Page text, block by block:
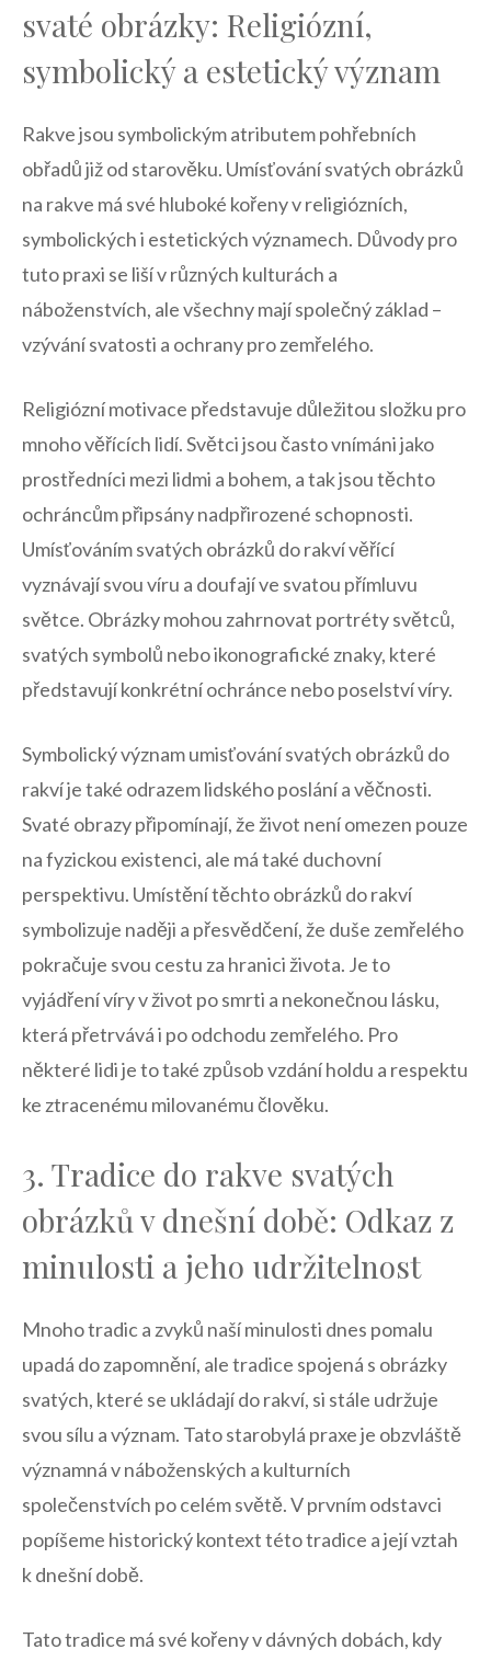
svaté obrázky: Religiózní,
symbolický a estetický význam
Rakve jsou symbolickým ‍atributem‍ pohřebních
⁤obřadů již ​od starověku. Umísťování svatých obrázků
na ​rakve má své hluboké kořeny v religiózních,
symbolických i⁣ estetických významech. Důvody pro
tuto praxi ⁢se liší v různých kulturách a
náboženstvích,⁣ ale všechny mají společný základ‍ –
⁣vzývání svatosti a ochrany pro zemřelého.
Religiózní motivace představuje ‌důležitou složku ‌pro
mnoho věřících ‍lidí. ‌Světci ‌jsou často vnímáni jako
prostředníci mezi ⁣lidmi ⁣a bohem, a tak jsou⁣ těchto
ochráncům připsány ‍nadpřirozené⁣ schopnosti. ​
Umísťováním svatých obrázků do rakví věřící
vyznávají svou víru a doufají ve svatou přímluvu
⁢světce. Obrázky mohou‍ zahrnovat portréty světců,
svatých symbolů nebo ikonografické znaky, které
představují konkrétní⁣ ochránce nebo poselství víry.
Symbolický⁢ význam umisťování ‌svatých‍ obrázků do
⁤rakví je⁤ také odrazem ⁣lidského poslání a věčnosti.
Svaté⁤ obrazy ⁣připomínají, že život⁣ není omezen pouze
na​ fyzickou existenci,‍ ale má ‌také​ duchovní
perspektivu. Umístění těchto obrázků​ do rakví
symbolizuje⁣ naději a‍ přesvědčení, že duše zemřelého
pokračuje svou cestu za hranici života. Je to
vyjádření víry v ​život po smrti a nekonečnou lásku,
‌která ​přetrvává i po odchodu zemřelého. Pro ​
některé ⁢lidi je‌ to také způsob vzdání holdu a respektu
ke ztracenému milovanému⁢ člověku.
3.‍ Tradice do rakve svatých
obrázků v⁣ dnešní době: Odkaz z
minulosti a jeho ⁢udržitelnost
Mnoho tradic a⁤ zvyků⁣ naší minulosti dnes‌ pomalu
upadá ‌do zapomnění,⁣ ale tradice spojená s obrázky
svatých, které se⁣ ukládají do rakví, si stále udržuje
svou sílu a ⁢význam. Tato ⁣starobylá praxe je‍ obzvláště
významná v náboženských a kulturních
společenstvích ⁣po⁣ celém světě. V prvním odstavci
popíšeme historický kontext této tradice a ‌její vztah
k dnešní době.
Tato tradice má ⁤své kořeny v dávných dobách, kdy